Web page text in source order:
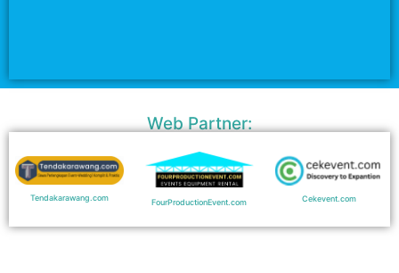
Web Partner:
Tendakarawang.com FourProductionEvent.com Cekevent.com